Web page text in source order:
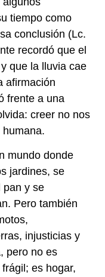
tiempo como
conclusión (Lc.
recordó que el
que la lluvia cae
afirmación
frente a una
creer no nos
mundo donde
jardines, se
pan y se
Pero también
injusticias y
pero no es
es hogar,